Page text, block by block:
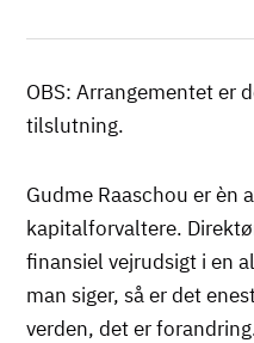
OBS: Arrangementet er
tilslutning.
Gudme Raaschou er èn
kapitalforvaltere.
finansiel vejrudsigt i en
man siger, så er det
verden, det er